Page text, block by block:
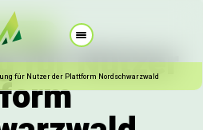
für Nutzer der Plattform Nordschwarzwald
Beruf
für Nutzer